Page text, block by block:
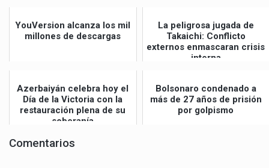
YouVersion alcanza los mil
millones de descargas
La peligrosa jugada de
Takaichi: Conflicto
externos enmascaran crisis
interna
Azerbaiyán celebra hoy el
Día de la Victoria con la
restauración plena de su
soberanía
Bolsonaro condenado a
más de 27 años de prisión
por golpismo
Comentarios